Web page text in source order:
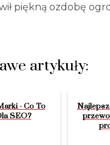
piękną ozdobę
artykuły:
- Co To
SEO?